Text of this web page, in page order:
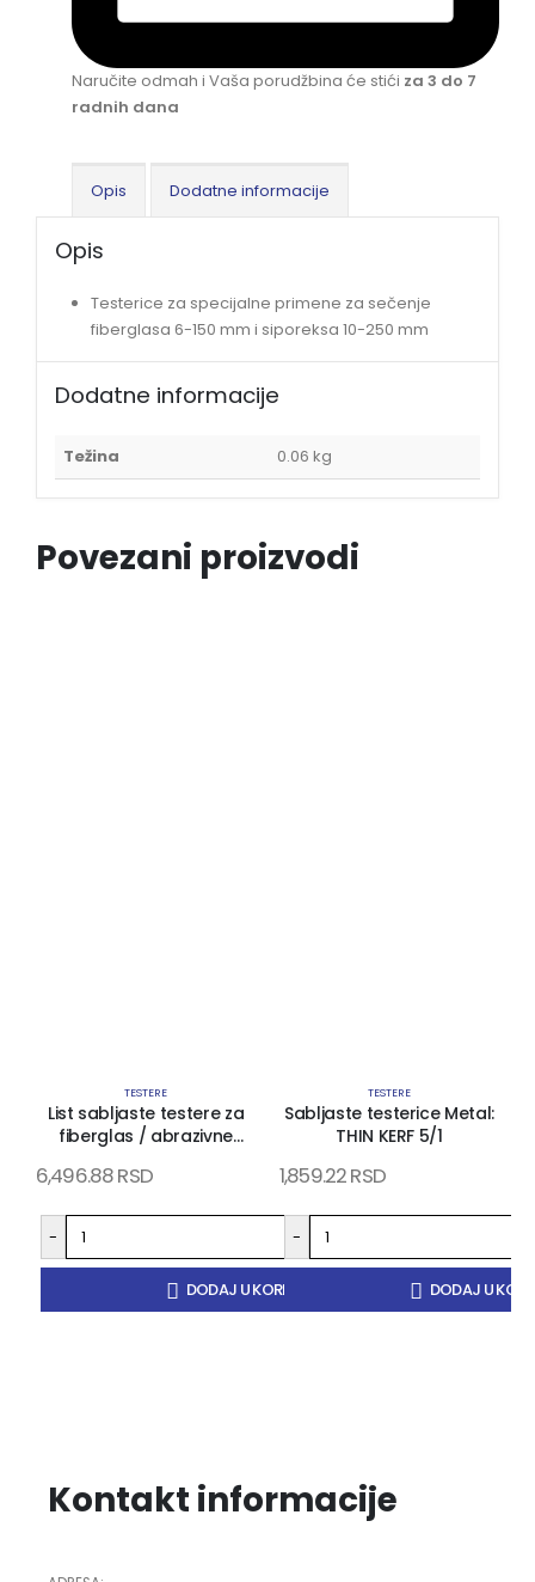
Naručite odmah i Vaša porudžbina će stići za 3 do 7
radnih dana
Opis Dodatne informacije
Opis
Testerice za specijalne primene za sečenje
fiberglasa 6-150 mm i siporeksa 10-250 mm
Dodatne informacije
Težina 0.06 kg
Povezani proizvodi
TESTERE
List sabljaste testere za
fiberglas / abrazivne
6,496.88RSD
-
DODAJ U KORPU
TESTERE
Sabljaste testerice Metal:
THIN KERF 5/1
1,859.22RSD
-
DODAJ U
Kontakt informacije